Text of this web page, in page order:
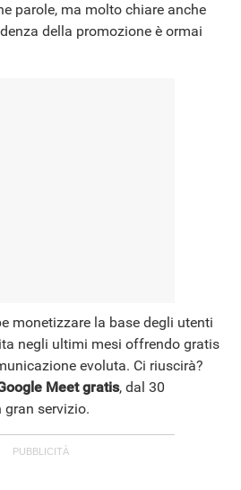
parole, ma molto chiare anche
della promozione è ormai
monetizzare la base degli utenti
negli ultimi mesi offrendo gratis
evoluta. Ci riuscirà?
Meet gratis, dal 30
gran servizio.